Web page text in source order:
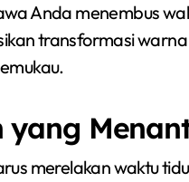
Anda menembus
transformasi
yang
merelakan waktu